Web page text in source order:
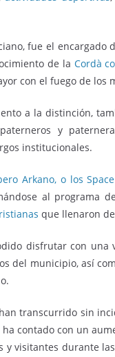
fue el encargado
de la Cordà
con el fuego de los
a la distinción,
y
institucionales.
Arkano, o los
al programa
que llenaron
disfrutar con
del municipio, así
transcurrido sin
contado con un
visitantes durante